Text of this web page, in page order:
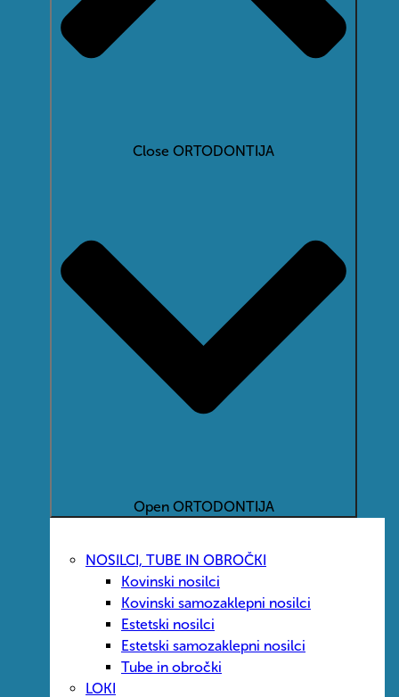
Close ORTODONTIJA
Open ORTODONTIJA
NOSILCI, TUBE IN OBROČKI
Kovinski nosilci
Kovinski samozaklepni nosilci
Estetski nosilci
Estetski samozaklepni nosilci
Tube in obročki
LOKI